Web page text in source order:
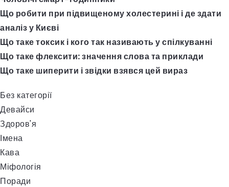
Що робити при підвищеному холестерині і де здати
аналіз у Києві
Що таке токсик і кого так називають у спілкуванні
Що таке флексити: значення слова та приклади
Що таке шиперити і звідки взявся цей вираз
Без категорії
Девайси
Здоров'я
Імена
Кава
Міфологія
Поради